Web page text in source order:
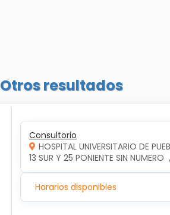
Otros resultados
Consultorio
HOSPITAL UNIVERSITARIO DE
13 SUR Y 25 PONIENTE SIN NUMERO
Horarios disponibles